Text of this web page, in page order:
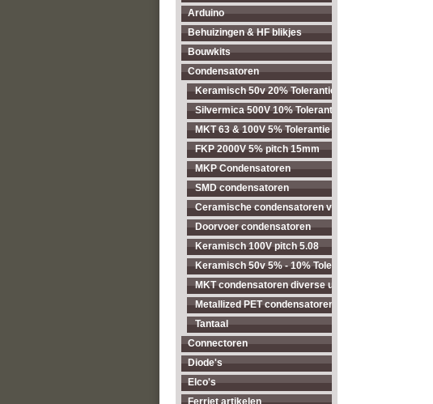
Arduino
Behuizingen & HF blikjes
Bouwkits
Condensatoren
Keramisch 50v 20% Tolerantie pitch 2.54mm
Silvermica 500V 10% Tolerantie
MKT 63 & 100V 5% Tolerantie pitch 5.08mm
FKP 2000V 5% pitch 15mm
MKP Condensatoren
SMD condensatoren
Ceramische condensatoren voor hogere spanningen
Doorvoer condensatoren
Keramisch 100V pitch 5.08
Keramisch 50v 5% - 10% Tolerantie pitch 5.08mm
MKT condensatoren diverse uitvoeringen
Metallized PET condensatoren diverse uitvoeringen
Tantaal
Connectoren
Diode's
Elco's
Ferriet artikelen